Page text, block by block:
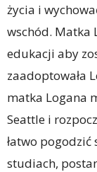
życia i
wschód. Matka
edukacji aby
zaadoptowała
matka Logana
Seattle i
łatwo pogodzić
studiach,